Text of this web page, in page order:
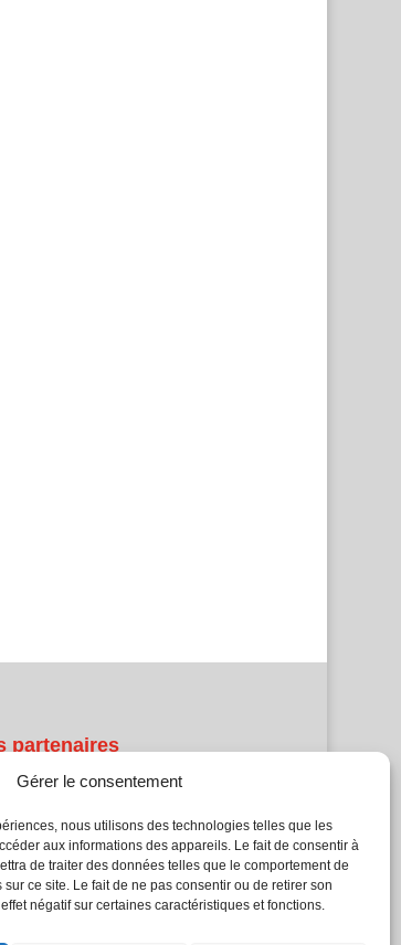
Gérer le consentement
nous utilisons des technologies telles que les
aux informations des appareils. Le fait de consentir à
de traiter des données telles que le comportement de
ce site. Le fait de ne pas consentir ou de retirer son
négatif sur certaines caractéristiques et fonctions.
partenaires
Patrimoine
21
Bois
Bâtiment